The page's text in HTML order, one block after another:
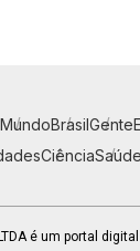
MundoBrasilGente
CiênciaSaúde
é um portal